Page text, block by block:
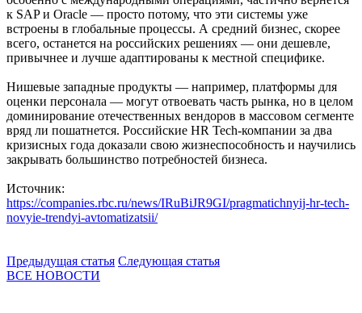
к SAP и Oracle — просто потому, что эти системы уже
встроены в глобальные процессы. А средний бизнес, скорее
всего, останется на российских решениях — они дешевле,
привычнее и лучше адаптированы к местной специфике.
Нишевые западные продукты — например, платформы для
оценки персонала — могут отвоевать часть рынка, но в целом
доминирование отечественных вендоров в массовом сегменте
вряд ли пошатнется. Российские HR Tech-компании за два
кризисных года доказали свою жизнеспособность и научились
закрывать большинство потребностей бизнеса.
Источник:
https://companies.rbc.ru/news/IRuBiJR9GI/pragmatichnyij-hr-tech-
novyie-trendyi-avtomatizatsii/
Предыдущая статья Следующая статья
ВСЕ НОВОСТИ